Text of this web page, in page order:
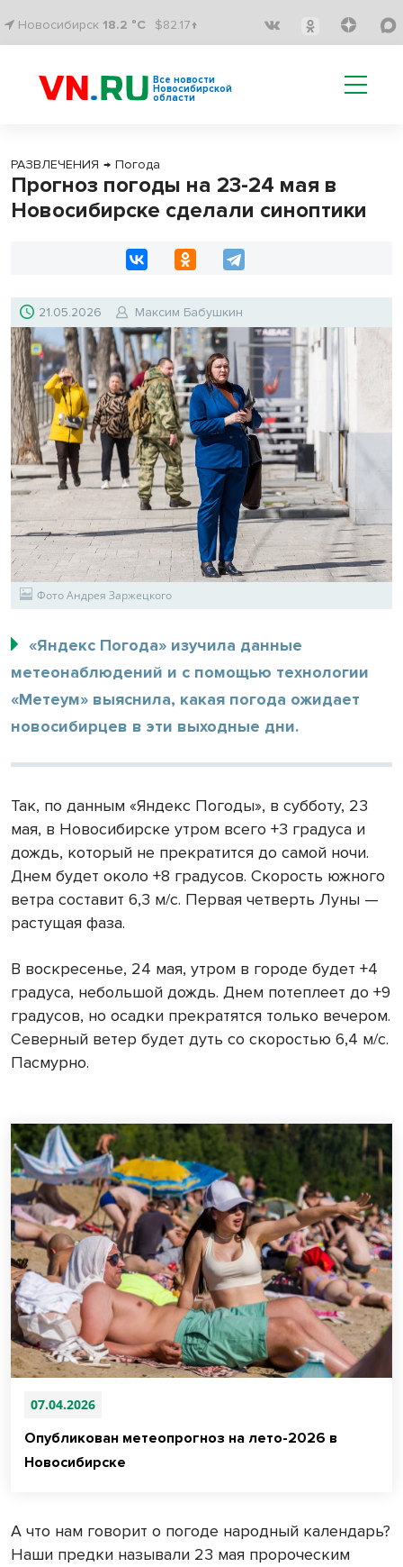
Новосибирск 18.2 °C $82.17↑
Все новости
Новосибирской
области
РАЗВЛЕЧЕНИЯ → Погода
Прогноз погоды на 23-24 мая в
Новосибирске сделали синоптики
21.05.2026 Максим Бабушкин
Фото Андрея Заржецкого
«Яндекс Погода» изучила данные
метеонаблюдений и с помощью технологии
«Метеум» выяснила, какая погода ожидает
новосибирцев в эти выходные дни.
Так, по данным «Яндекс Погоды», в субботу, 23
мая, в Новосибирске утром всего +3 градуса и
дождь, который не прекратится до самой ночи.
Днем будет около +8 градусов. Скорость южного
ветра составит 6,3 м/с. Первая четверть Луны —
растущая фаза.
В воскресенье, 24 мая, утром в городе будет +4
градуса, небольшой дождь. Днем потеплеет до +9
градусов, но осадки прекратятся только вечером.
Северный ветер будет дуть со скоростью 6,4 м/с.
Пасмурно.
07.04.2026
Опубликован метеопрогноз на лето-2026 в
Новосибирске
А что нам говорит о погоде народный календарь?
Наши предки называли 23 мая пророческим